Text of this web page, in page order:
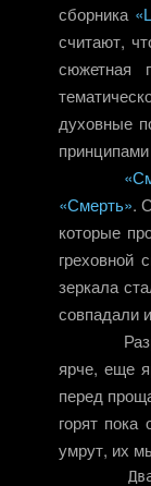
сборника
считают,
сюжетная
духовные
«Смерть».
которые
греховной
зеркала
совпадали
ярче, еще
перед
горят
умрут, их